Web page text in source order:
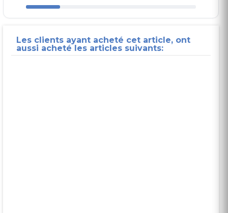
Les clients ayant acheté cet article, ont
aussi acheté les articles suivants: